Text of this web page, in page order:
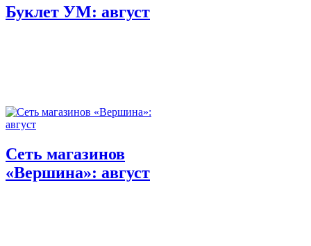
Буклет УМ: август
Сеть магазинов
«Вершина»: август